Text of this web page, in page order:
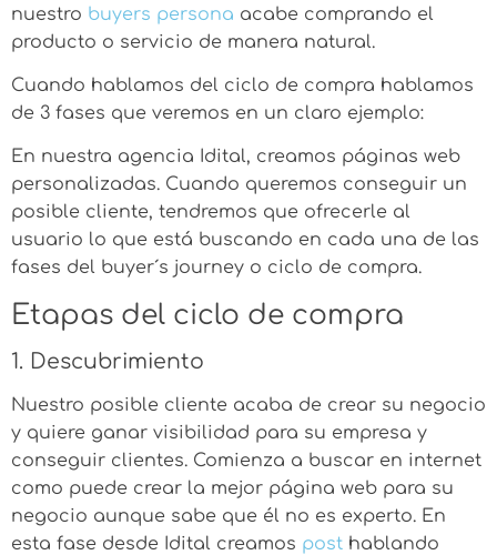
nuestro buyers persona acabe comprando el
producto o servicio de manera natural.
Cuando hablamos del ciclo de compra hablamos
de 3 fases que veremos en un claro ejemplo:
En nuestra agencia Idital, creamos páginas web
personalizadas. Cuando queremos conseguir un
posible cliente, tendremos que ofrecerle al
usuario lo que está buscando en cada una de las
fases del buyer´s journey o ciclo de compra.
Etapas del ciclo de compra
1. Descubrimiento
Nuestro posible cliente acaba de crear su negocio
y quiere ganar visibilidad para su empresa y
conseguir clientes. Comienza a buscar en internet
como puede crear la mejor página web para su
negocio aunque sabe que él no es experto. En
esta fase desde Idital creamos post hablando